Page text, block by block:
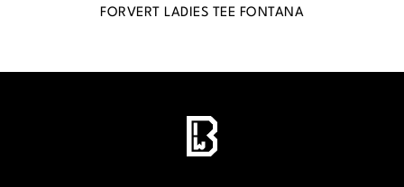
FORVERT LADIES TEE FONTANA